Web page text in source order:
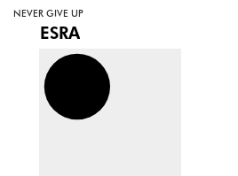
NEVER GIVE UP
ESRA